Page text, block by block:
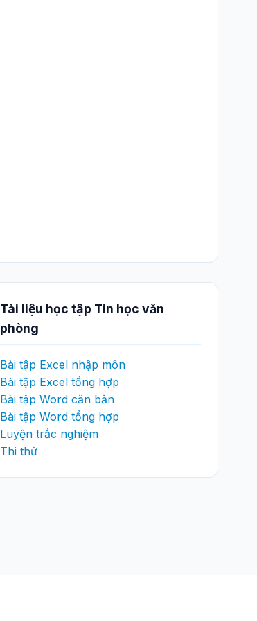
Tài liệu học tập Tin học văn
phòng
Bài tập Excel nhập môn
Bài tập Excel tổng hợp
Bài tập Word căn bản
Bài tập Word tổng hợp
Luyện trắc nghiệm
Thi thử